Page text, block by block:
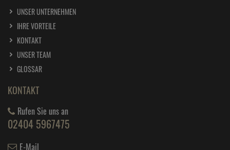
UNSER UNTERNEHMEN
IHRE VORTEILE
KONTAKT
UNSER TEAM
GLOSSAR
KONTAKT
Rufen Sie uns an
02404 5967475
E-Mail